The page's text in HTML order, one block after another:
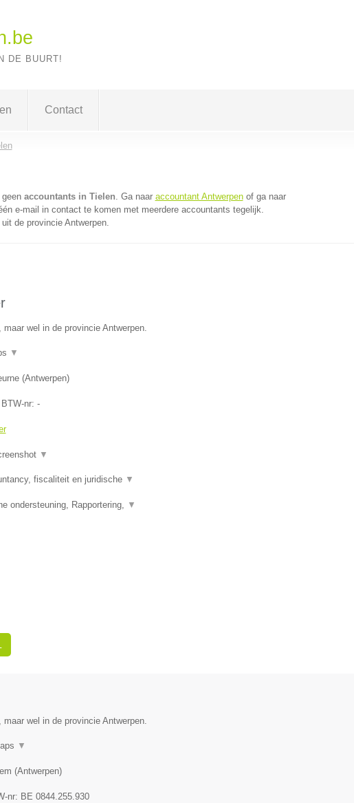
DE BUURT!
Contact
accountants in Tielen. Ga naar accountant Antwerpenof ga naar
e-mail in contact te komen met meerdere accountants tegelijk.
de provincie Antwerpen.
wel in de provincie Antwerpen.
▼
(Antwerpen)
nr: -
▼
fiscaliteit en juridische ▼
ondersteuning, Rapportering, ▼
wel in de provincie Antwerpen.
▼
(Antwerpen)
nr: BE 0844.255.930